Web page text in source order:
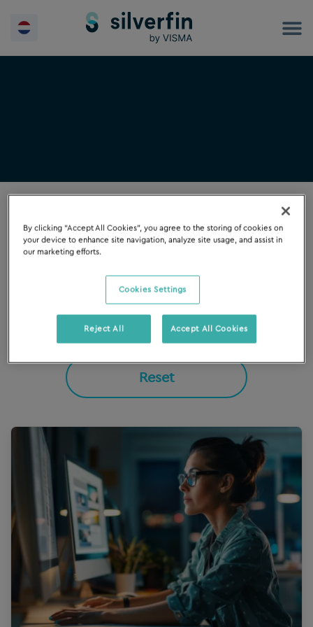
FILTER OP
Reset
By clicking “Accept All Cookies”, you agree to the storing of cookies on
your device to enhance site navigation, analyze site usage, and assist in
our marketing efforts.
Cookies Settings
Reject All Accept All Cookies